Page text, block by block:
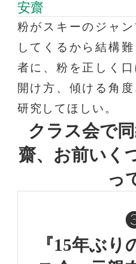
安齋
粉がスキーのジャ
してくるから結構
者に、粉を正しく
開け方、傾ける角
研究してほしい。
クラス会で
齋、お前いく
っ
『15年ぶり